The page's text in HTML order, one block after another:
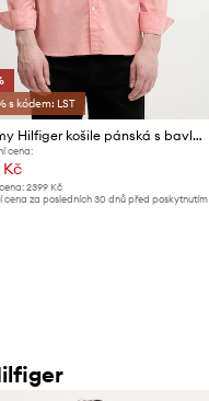
s kódem: LST
Tommy Hilfiger košile pánská s bavlnou
cena:
Kč
2399 Kč
cena za posledních 30 dnů před poskytnutím